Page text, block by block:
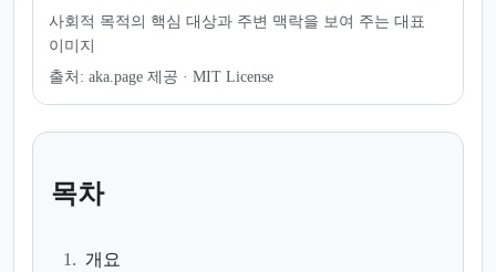
사회적 목적의 핵심 대상과 주변 맥락을 보여 주는 대표
이미지
출처: aka.page 제공 · MIT License
목차
1. 개요